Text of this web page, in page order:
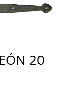
20